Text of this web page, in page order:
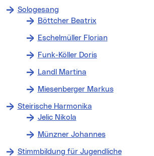
Sologesang
Böttcher Beatrix
Eschelmüller Florian
Funk-Köller Doris
Landl Martina
Miesenberger Markus
Steirische Harmonika
Jelic Nikola
Münzner Johannes
Stimmbildung für Jugendliche